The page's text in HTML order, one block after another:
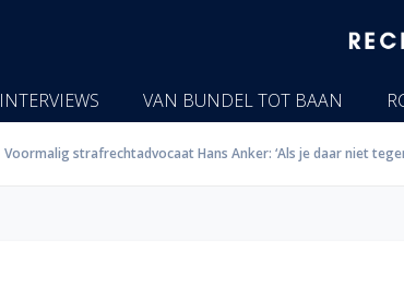
INTERVIEWS VAN BUNDEL TOT BAAN
Voormalig strafrechtadvocaat Hans Anker: ‘Als je daar niet